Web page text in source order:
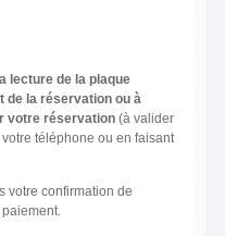
lecture de la plaque
de la réservation ou à
votre réservation (à valider
téléphone ou en faisant
votre confirmation de